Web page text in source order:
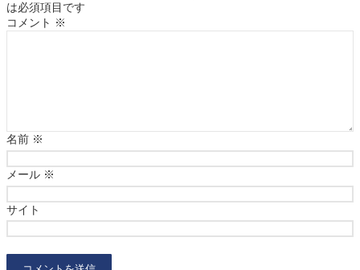
は必須項目です
コメント ※
名前 ※
メール ※
サイト